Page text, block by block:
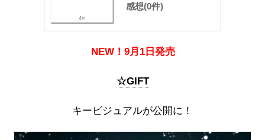
感想(0件)
NEW！9月1日発売
☆GIFT
キービジュアルが公開に！